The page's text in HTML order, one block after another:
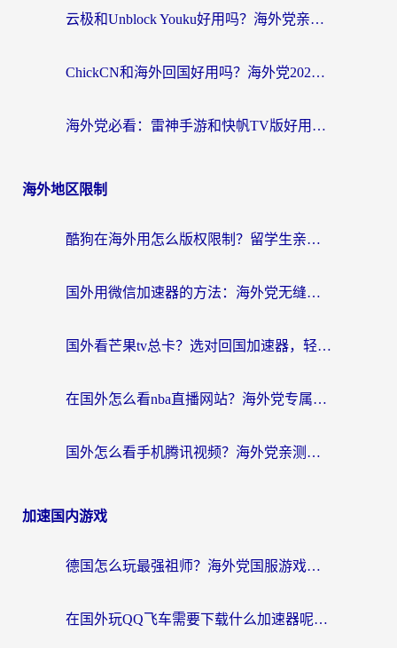
云极和Unblock Youku好用吗？海外党亲测+2026回国加速器避坑指南
ChickCN和海外回国好用吗？海外党2026亲测：从手游到影音，选对加速器的3个关键
海外党必看：雷神手游和快帆TV版好用吗？3步选对回国加速器不踩坑
海外地区限制
酷狗在海外用怎么版权限制？留学生亲测：3步解决听国内音乐难题
国外用微信加速器的方法：海外党无缝连接国内生活的实用指南
国外看芒果tv总卡？选对回国加速器，轻松追《浪姐》不费劲
在国外怎么看nba直播网站？海外党专属体育观赛指南，告别地区限制！
国外怎么看手机腾讯视频？海外党亲测有效的追剧加速器选择指南
加速国内游戏
德国怎么玩最强祖师？海外党国服游戏加速器选择全攻略（附宝可梦Online实测）
在国外玩QQ飞车需要下载什么加速器呢？海外党亲测有效的国服游戏加速指南